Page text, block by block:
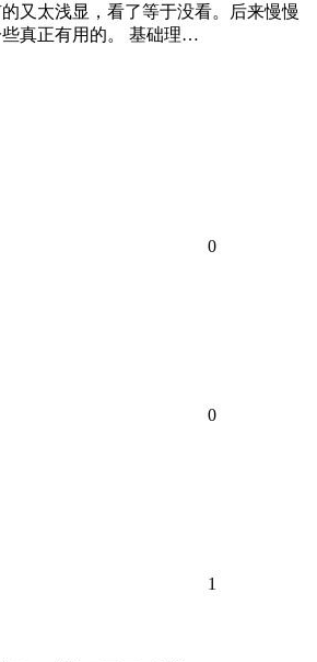
又太浅显，看了等于没看。后来慢慢
真正有用的。 基础理…
0
0
1